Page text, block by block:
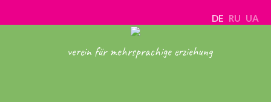
DE RU UA
verein für mehrsprachige erziehung